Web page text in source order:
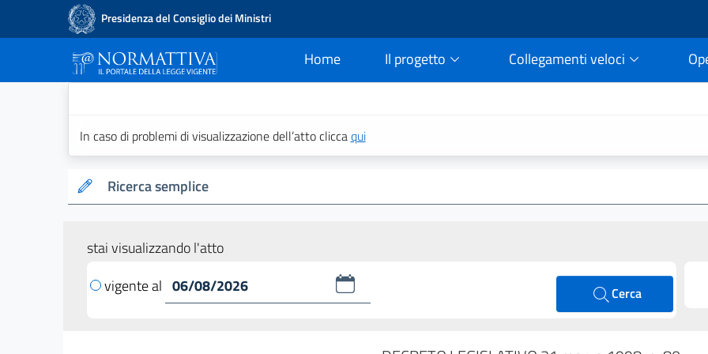
Presidenza del Consiglio dei Ministri
Home
current Il progetto Collegamenti veloci
In caso di problemi di visualizzazione dell’atto cliccaqui
Ricerca semplice
stai visualizzando l'atto
vigente al
Cerca